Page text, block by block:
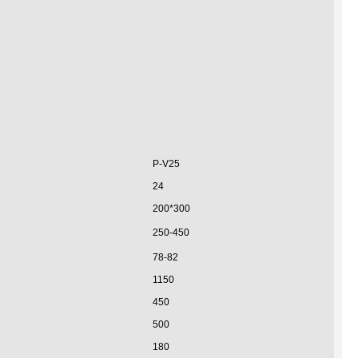
P-V25
24
200*300
250-450
78-82
1150
450
500
180